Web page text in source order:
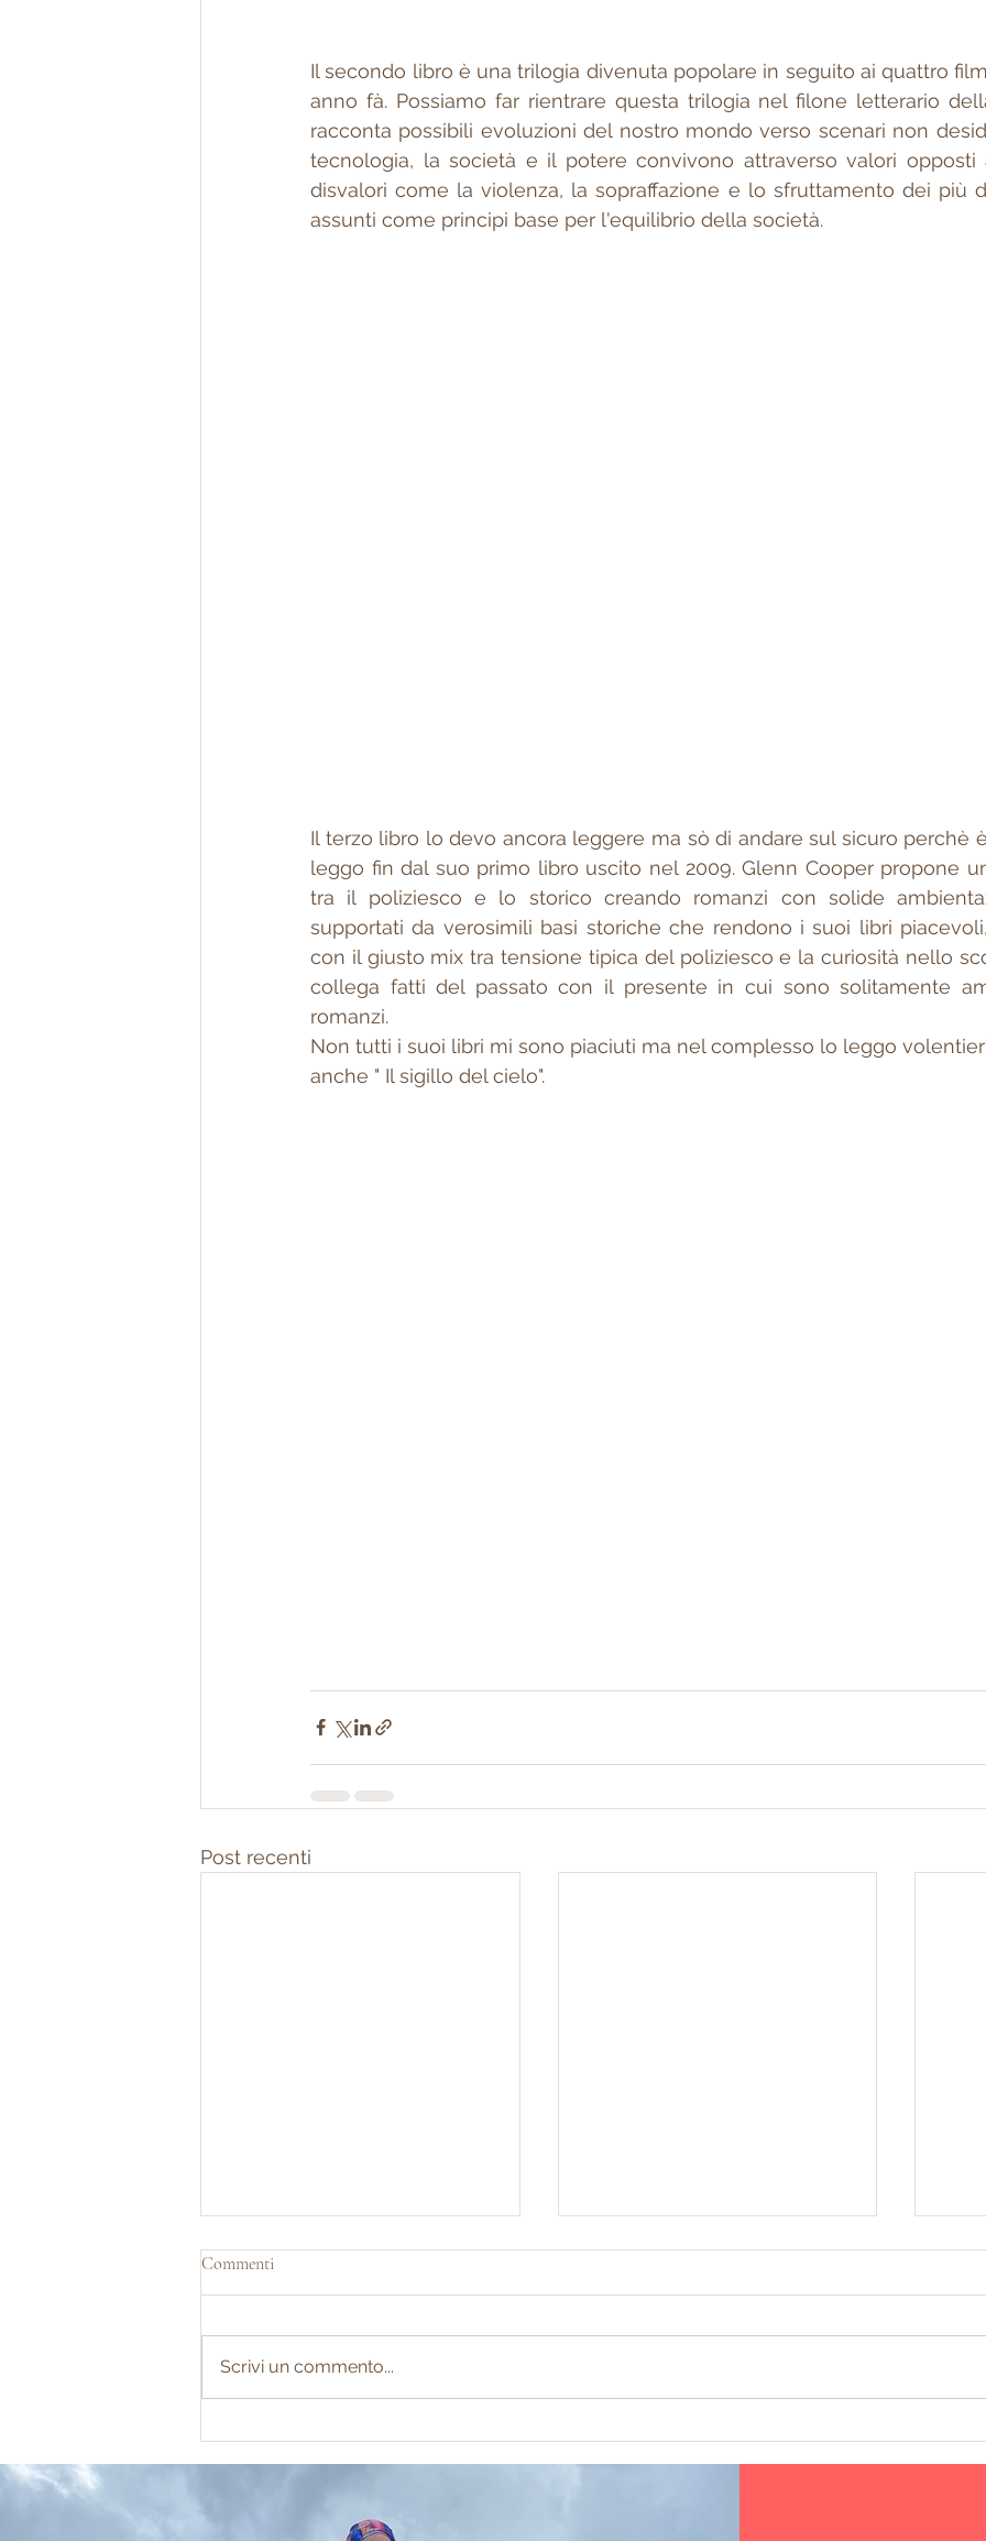
Il secondo libro è una trilogia divenuta popolare in seguito ai quattro
anno fà. Possiamo far rientrare questa trilogia nel filone letterario
racconta possibili evoluzioni del nostro mondo verso scenari non
tecnologia, la società e il potere convivono attraverso valori
disvalori come la violenza, la sopraffazione e lo sfruttamento dei più
assunti come principi base per l'equilibrio della società.
Il terzo libro lo devo ancora leggere ma sò di andare sul sicuro perchè
leggo fin dal suo primo libro uscito nel 2009. Glenn Cooper propone
tra il poliziesco e lo storico creando romanzi con solide
supportati da verosimili basi storiche che rendono i suoi libri
con il giusto mix tra tensione tipica del poliziesco e la curiosità nello
collega fatti del passato con il presente in cui sono solitamente
romanzi.
Non tutti i suoi libri mi sono piaciuti ma nel complesso lo leggo
anche " Il sigillo del cielo".
Post recenti
Commenti
Scrivi un commento...